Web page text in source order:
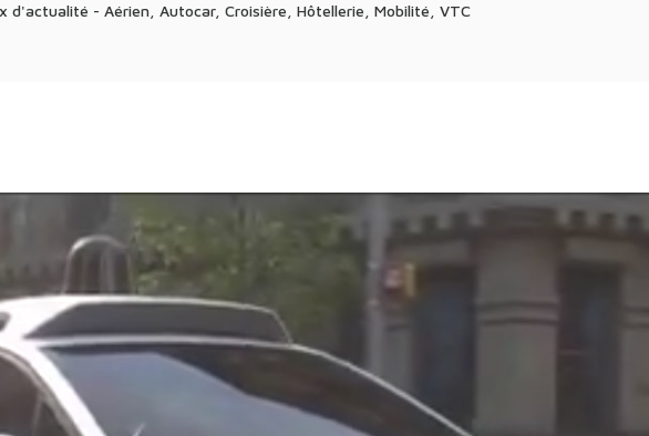
d'actualité - Aérien, Autocar, Croisière, Hôtellerie, Mobilité, VTC